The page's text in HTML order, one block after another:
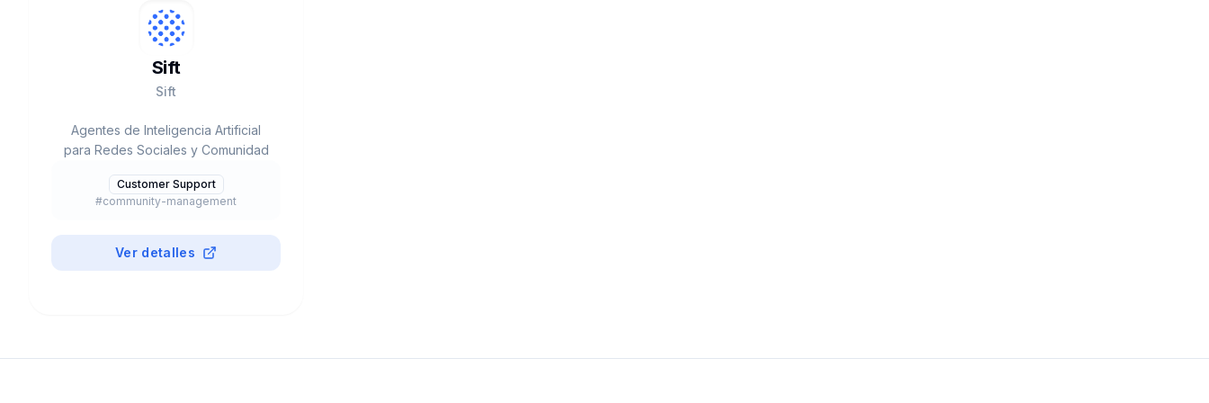
Sift
Sift
Agentes de Inteligencia Artificial
para Redes Sociales y Comunidad
Customer Support
#community-management
Ver detalles